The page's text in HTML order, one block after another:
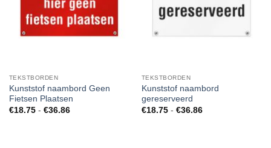
TEKSTBORDEN
Kunststof naambord Geen
Fietsen Plaatsen
€18.75 - €36.86Prijsklasse:
TEKSTBORDEN
Kunststof naambord
gereserveerd
€18.75 - €36.86Prijsklasse: